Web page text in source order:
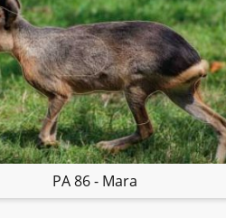
PA 86 - Mara